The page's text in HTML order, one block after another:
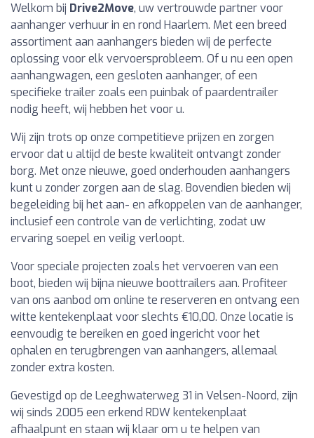
Welkom bij Drive2Move, uw vertrouwde partner voor
aanhanger verhuur in en rond Haarlem. Met een breed
assortiment aan aanhangers bieden wij de perfecte
oplossing voor elk vervoersprobleem. Of u nu een open
aanhangwagen, een gesloten aanhanger, of een
specifieke trailer zoals een puinbak of paardentrailer
nodig heeft, wij hebben het voor u.
Wij zijn trots op onze competitieve prijzen en zorgen
ervoor dat u altijd de beste kwaliteit ontvangt zonder
borg. Met onze nieuwe, goed onderhouden aanhangers
kunt u zonder zorgen aan de slag. Bovendien bieden wij
begeleiding bij het aan- en afkoppelen van de aanhanger,
inclusief een controle van de verlichting, zodat uw
ervaring soepel en veilig verloopt.
Voor speciale projecten zoals het vervoeren van een
boot, bieden wij bijna nieuwe boottrailers aan. Profiteer
van ons aanbod om online te reserveren en ontvang een
witte kentekenplaat voor slechts €10,00. Onze locatie is
eenvoudig te bereiken en goed ingericht voor het
ophalen en terugbrengen van aanhangers, allemaal
zonder extra kosten.
Gevestigd op de Leeghwaterweg 31 in Velsen-Noord, zijn
wij sinds 2005 een erkend RDW kentekenplaat
afhaalpunt en staan wij klaar om u te helpen van